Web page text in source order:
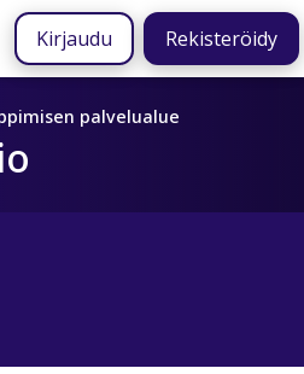
Kirjaudu Rekisteröidy
palvelualue